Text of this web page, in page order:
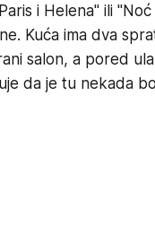
i Helena" ili
Kuća ima dva
salon, a pored
da je tu nekada